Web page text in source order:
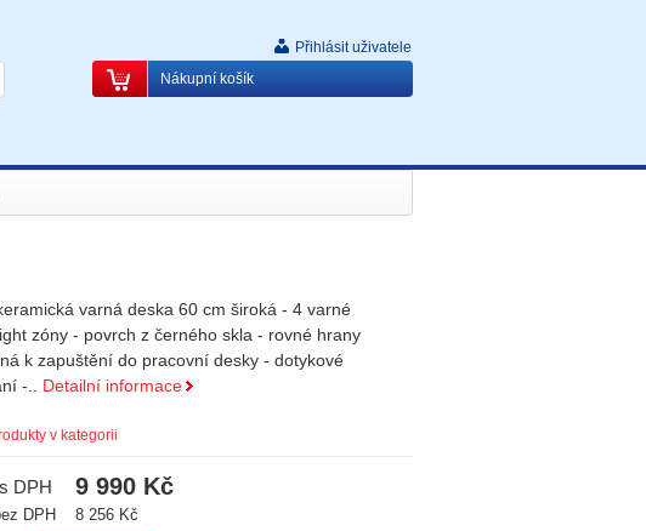
Přihlásit uživatele
Nákupní košík
varná deska 60 cm široká - 4 varné
zóny - povrch z černého skla - rovné hrany
k zapuštění do pracovní desky - dotykové
-.. Detailní informace
v kategorii
DPH 9 990 Kč
DPH 8 256 Kč